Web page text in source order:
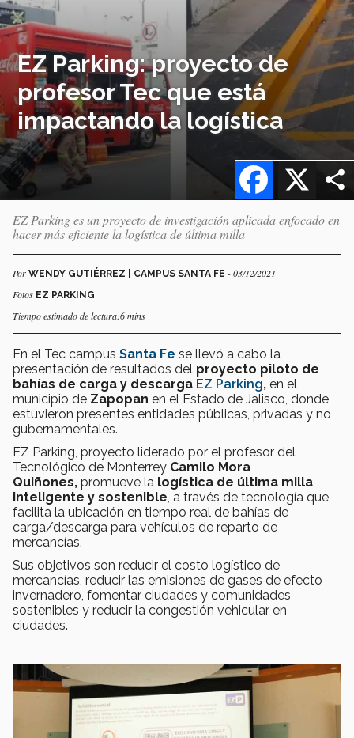
EZ Parking: proyecto de
profesor Tec que está
impactando la logística
X
Facebook
EZ Parking es un proyecto de investigación aplicada enfocado en
hacer más eficiente la logística de última milla
Por WENDY GUTIÉRREZ | CAMPUS SANTA FE - 03/12/2021
Fotos EZ PARKING
Tiempo estimado de lectura:6 mins
En el Tec campus Santa Fe se llevó a cabo la
presentación de resultados del proyecto piloto de
bahías de carga y descarga EZ Parking, en el
municipio de Zapopan en el Estado de Jalisco, donde
estuvieron presentes entidades públicas, privadas y no
gubernamentales.
EZ Parking, proyecto liderado por el profesor del
Tecnológico de Monterrey Camilo Mora
Quiñones, promueve la logística de última milla
inteligente y sostenible , a través de tecnología que
facilita la ubicación en tiempo real de bahías de
carga/descarga para vehículos de reparto de
mercancías.
Sus objetivos son reducir el costo logístico de
mercancías, reducir las emisiones de gases de efecto
invernadero, fomentar ciudades y comunidades
sostenibles y reducir la congestión vehicular en
ciudades.